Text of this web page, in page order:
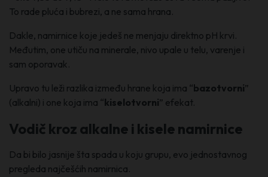
To rade pluća i bubrezi, a ne sama hrana.
Dakle, namirnice koje jedeš ne menjaju direktno pH krvi.
Međutim, one utiču na minerale, nivo upale u telu, varenje i
sam oporavak.
Upravo tu leži razlika između hrane koja ima “bazotvorni”
(alkalni) i one koja ima “kiselotvorni” efekat.
Vodič kroz alkalne i kisele namirnice
Da bi bilo jasnije šta spada u koju grupu, evo jednostavnog
pregleda najčešćih namirnica.